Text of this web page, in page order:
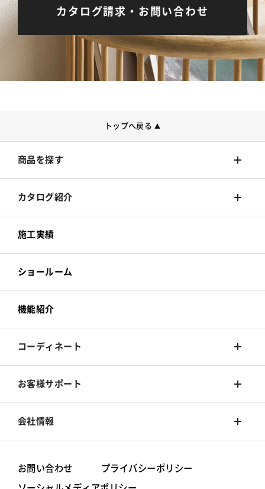
カタログ請求・お問い合わせ
トップへ戻る ▲
商品を探す
壁装材
カーテン
床材
カーペット
椅子張
カタログ紹介
壁装材
カーテン
床材
カーペット
椅子張
旧カタログ
施工実績
ショールーム
機能紹介
コーディネート
着せ替えシミュレーション
コーディネート集
お客様サポート
Q&A
会社情報
お問い合わせ プライバシーポリシー